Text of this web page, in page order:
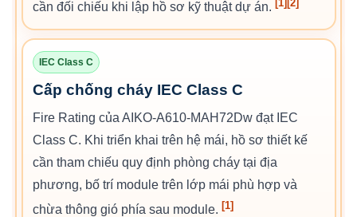
cần đối chiếu khi lập hồ sơ kỹ thuật dự án. [1] [2]
IEC Class C
Cấp chống cháy IEC Class C
Fire Rating của AIKO-A610-MAH72Dw đạt IEC
Class C. Khi triển khai trên hệ mái, hồ sơ thiết kế
cần tham chiếu quy định phòng cháy tại địa
phương, bố trí module trên lớp mái phù hợp và
chừa thông gió phía sau module. [1]